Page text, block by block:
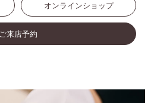
オンラインショップ
ご来店予約